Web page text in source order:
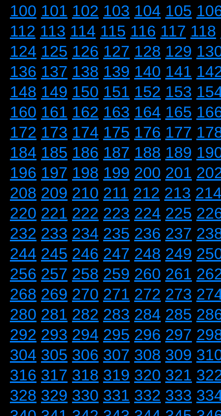
100 101 102 103 104 105
112 113 114 115 116 117 118
124 125 126 127 128 129
136 137 138 139 140 141
148 149 150 151 152 153
160 161 162 163 164 165
172 173 174 175 176 177
184 185 186 187 188 189
196 197 198 199 200 201
208 209 210 211 212 213
220 221 222 223 224 225
232 233 234 235 236 237
244 245 246 247 248 249
256 257 258 259 260 261
268 269 270 271 272 273
280 281 282 283 284 285
292 293 294 295 296 297
304 305 306 307 308 309
316 317 318 319 320 321
328 329 330 331 332 333